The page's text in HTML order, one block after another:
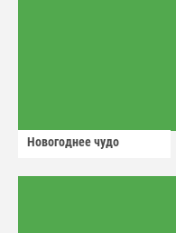
Новогоднее чудо